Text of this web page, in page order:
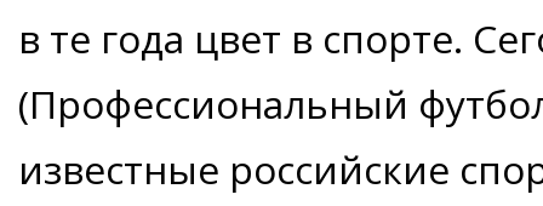
в те года цвет в спорте.
(Профессиональный
известные российские